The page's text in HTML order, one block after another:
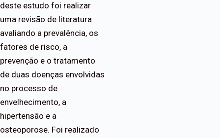
deste estudo foi realizar
uma revisão de literatura
avaliando a prevalência, os
fatores de risco, a
prevenção e o tratamento
de duas doenças envolvidas
no processo de
envelhecimento, a
hipertensão e a
osteoporose. Foi realizado